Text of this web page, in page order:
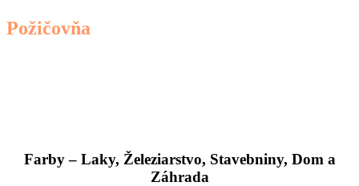
Požičovňa
Farby – Laky, Železiarstvo, Stavebniny, Dom a
Záhrada